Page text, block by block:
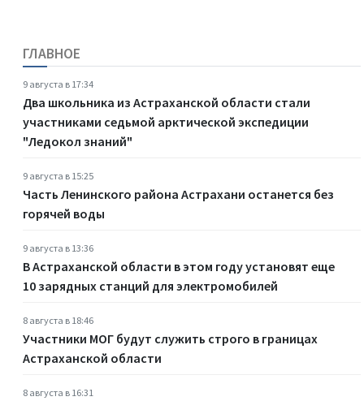
ГЛАВНОЕ
9 августа в 17:34
Два школьника из Астраханской области стали
участниками седьмой арктической экспедиции
"Ледокол знаний"
9 августа в 15:25
Часть Ленинского района Астрахани останется без
горячей воды
9 августа в 13:36
В Астраханской области в этом году установят еще
10 зарядных станций для электромобилей
8 августа в 18:46
Участники МОГ будут служить строго в границах
Астраханской области
8 августа в 16:31